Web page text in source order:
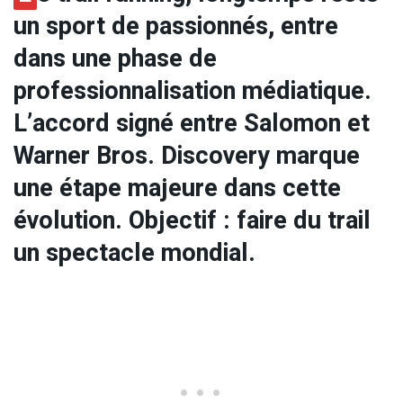
un sport de passionnés, entre
dans une phase de
professionnalisation médiatique.
L’accord signé entre Salomon et
Warner Bros. Discovery marque
une étape majeure dans cette
évolution. Objectif : faire du trail
un spectacle mondial.